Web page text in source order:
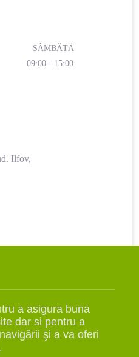
SÂMBĂTĂ
09:00 - 15:00
Ilfov,
a asigura buna
dar si pentru a
şi a va oferi